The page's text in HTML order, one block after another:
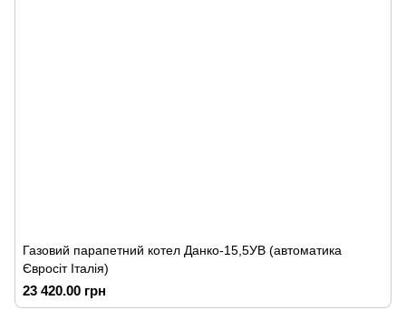
Газовий парапетний котел Данко-15,5УВ (автоматика
Євросіт Італія)
23 420.00 грн